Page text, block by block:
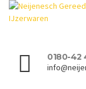
0180-42